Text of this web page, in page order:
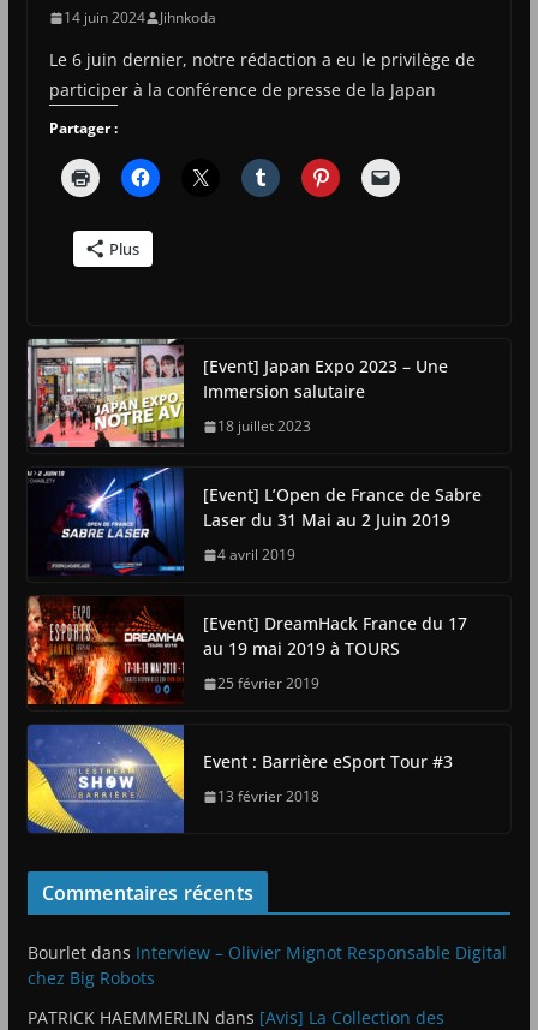
14 juin 2024 Jihnkoda
Le 6 juin dernier, notre rédaction a eu le privilège de
participer à la conférence de presse de la Japan
Partager :
Plus
[Event] Japan Expo 2023 – Une
Immersion salutaire
18 juillet 2023
[Event] L’Open de France de Sabre
Laser du 31 Mai au 2 Juin 2019
4 avril 2019
[Event] DreamHack France du 17
au 19 mai 2019 à TOURS
25 février 2019
Event : Barrière eSport Tour #3
13 février 2018
Commentaires récents
Bourletdans Interview – Olivier Mignot Responsable Digital
chez Big Robots
PATRICK HAEMMERLIN dans [Avis] La Collection des